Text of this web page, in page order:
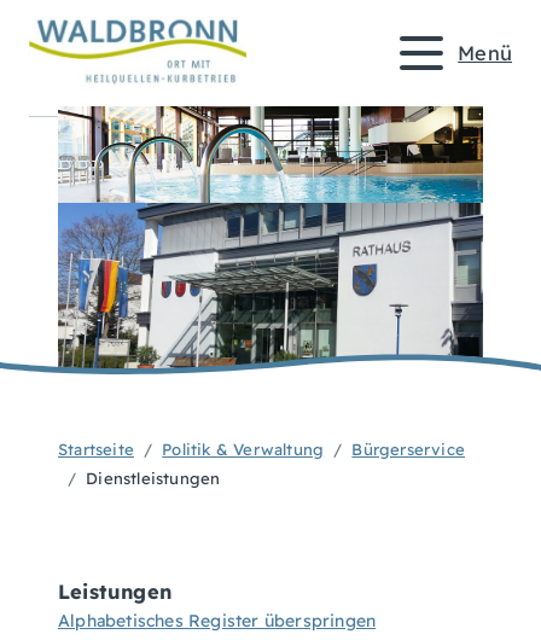
Menü
Startseite Politik & Verwaltung
Bürgerservice
Dienstleistungen
Leistungen
Alphabetisches Register überspringen